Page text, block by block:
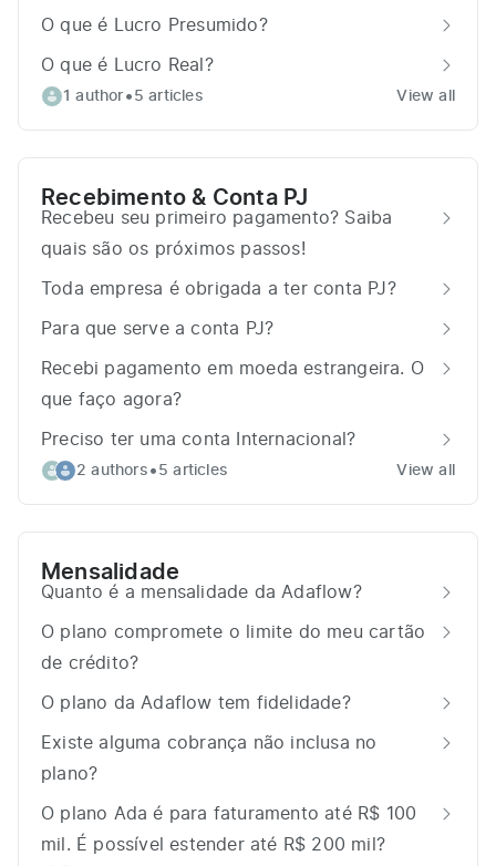
O que é Lucro Presumido?
O que é Lucro Real?
1 author • 5 articles View all
Recebimento & Conta PJ
Recebeu seu primeiro pagamento? Saiba
quais são os próximos passos!
Toda empresa é obrigada a ter conta PJ?
Para que serve a conta PJ?
Recebi pagamento em moeda estrangeira. O
que faço agora?
Preciso ter uma conta Internacional?
2 authors • 5 articles View all
Mensalidade
Quanto é a mensalidade da Adaflow?
O plano compromete o limite do meu cartão
de crédito?
O plano da Adaflow tem fidelidade?
Existe alguma cobrança não inclusa no
plano?
O plano Ada é para faturamento até R$ 100
mil. É possível estender até R$ 200 mil?